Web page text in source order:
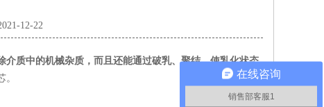
12-22
质中的机械杂质，而且还能通过破乳、聚结，使乳化状态
在线咨询
销售部客服1